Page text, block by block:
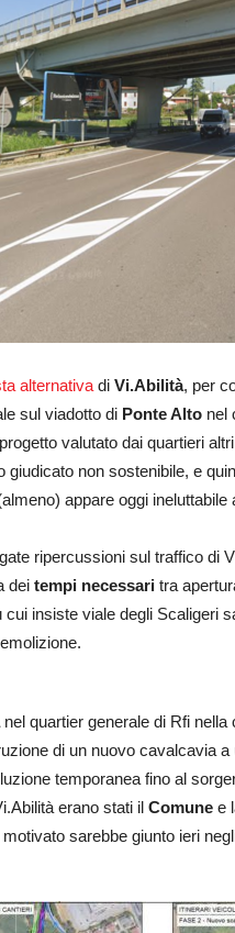
alternativa di Vi.Abilità, per
sul viadotto di Ponte Alto nel
valutato dai quartieri
giudicato non sostenibile, e
appare oggi
ripercussioni sul traffico di
dei tempi necessari tra
insiste viale degli Scaligeri
nel quartier generale di Rfi
di un nuovo cavalcavia
temporanea fino al
erano stati il Comune e
motivato sarebbe giunto ieri